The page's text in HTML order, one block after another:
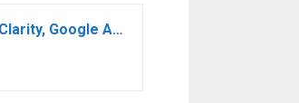
TCL 65C935 QLED Mini LED Smart TV con 4K Ultra HD, Google TV con Sonido Onkyo, 144Hz Motion Clarity, Google Assistant Incorporado and Compatible con Alexa (2022), 65″